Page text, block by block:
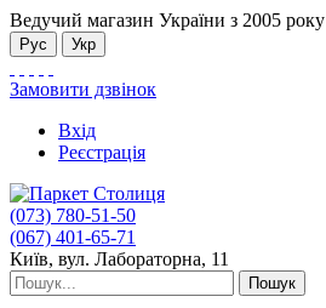
Ведучий магазин України з 2005 року
Рус Укр
Замовити дзвінок
Вхід
Реєстрація
(073) 780-51-50
(067) 401-65-71
Київ, вул. Лабораторна, 11
Пошук